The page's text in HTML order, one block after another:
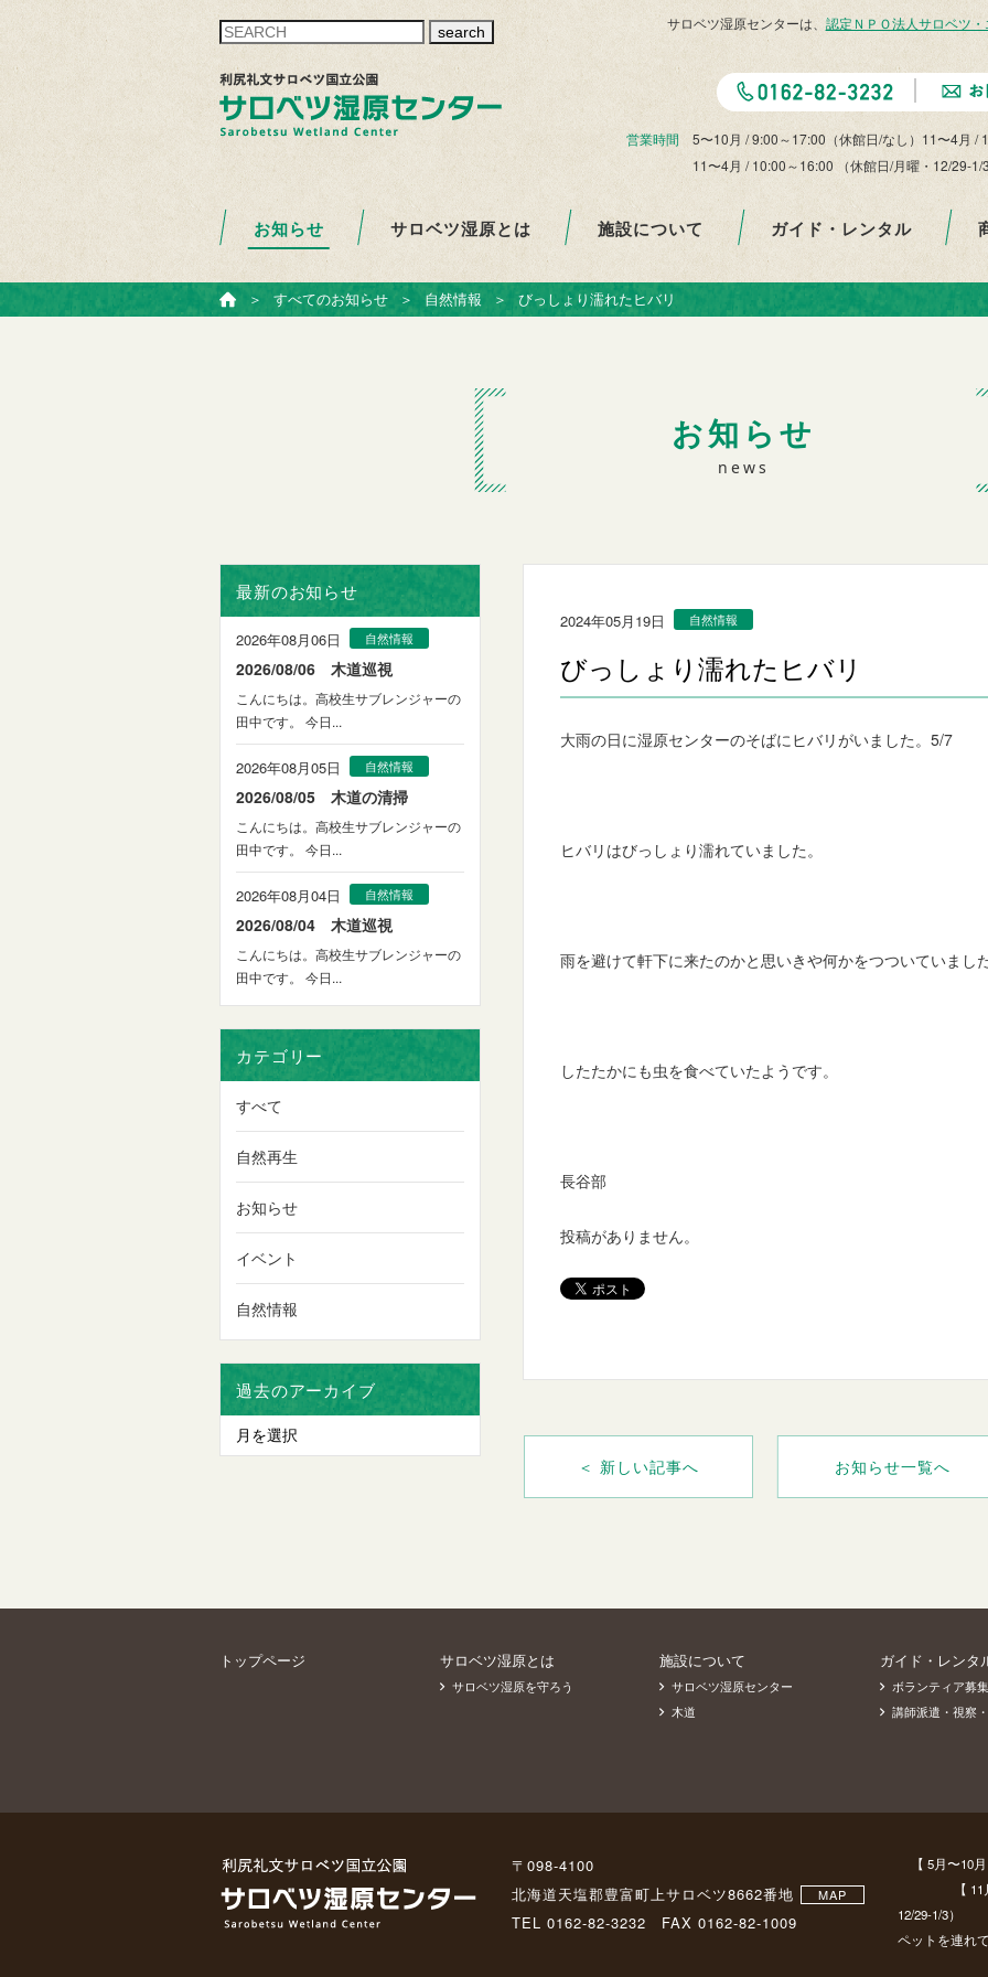
サロベツ湿原センターは、 認定ＮＰＯ法人サロベツ
search
営業時間
5〜10月 / 9:00～17:00（休館日/なし）11〜4月 /
11〜4月 / 10:00～16:00 （休館日/月曜・12/29-
お知らせ サロベツ湿原とは 施設について ガイド・レンタル
ホーム
＞ すべてのお知らせ ＞ 自然情報 ＞ びっしょり濡れたヒバリ
お知らせ
news
2024年05月19日 自然情報
びっしょり濡れたヒバリ
大雨の日に湿原センターのそばにヒバリがいました。5/7
ヒバリはびっしょり濡れていました。
雨を避けて軒下に来たのかと思いきや何かをつついていまし
したたかにも虫を食べていたようです。
長谷部
投稿がありません。
＜ 新しい記事へ お知らせ一覧へ
最新のお知らせ
2026年08月06日 自然情報
2026/08/06 木道巡視
こんにちは。高校生サブレンジャーの
田中です。 今日...
2026年08月05日 自然情報
2026/08/05 木道の清掃
こんにちは。高校生サブレンジャーの
田中です。 今日...
2026年08月04日 自然情報
2026/08/04 木道巡視
こんにちは。高校生サブレンジャーの
田中です。 今日...
カテゴリー
すべて
自然再生
お知らせ
イベント
自然情報
過去のアーカイブ
トップページ サロベツ湿原とは
サロベツ湿原を守ろう
施設について
サロベツ湿原センター
木道
ガイド・レンタ
ボランティア募集
講師派遣・視察
〒098-4100
北海道天塩郡豊富町上サロベツ8662番地
MAP
TEL 0162-82-3232 FAX 0162-82-1009
【 5月〜10月
【 11月〜4
12/29-1/3）
ペットを連れ